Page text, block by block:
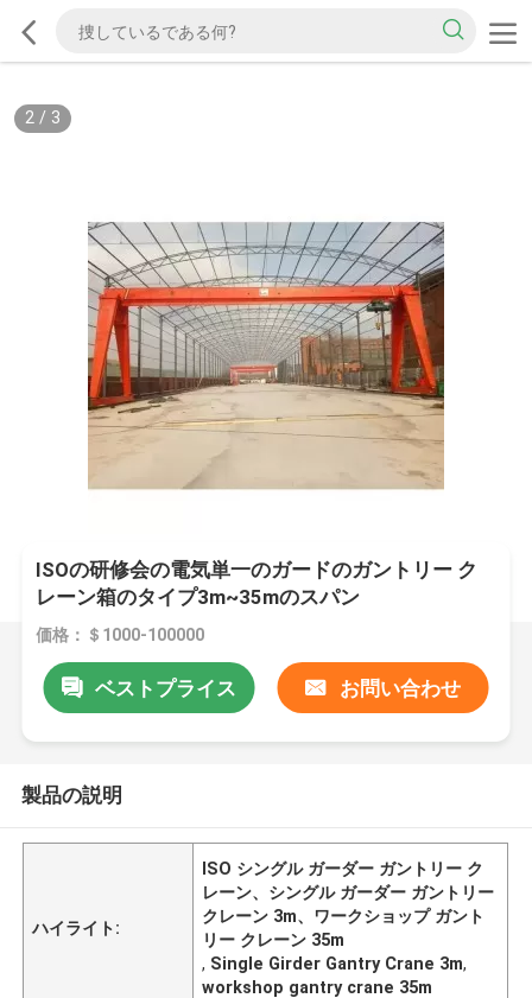
2/ 3
ISOの研修会の電気単一のガードのガントリー ク
レーン箱のタイプ3m~35mのスパン
価格：＄1000-100000
ベストプライス お問い合わせ
製品の説明
ハイライト:
ISO シングル ガーダー ガントリー ク
レーン、シングル ガーダー ガントリー
クレーン 3m、ワークショップ ガント
リー クレーン 35m
, Single Girder Gantry Crane 3m,
workshop gantry crane 35m